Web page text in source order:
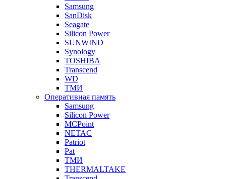
Samsung
SanDisk
Seagate
Silicon Power
SUNWIND
Synology
TOSHIBA
Transcend
WD
ТМИ
Оперативная память
Samsung
Silicon Power
MCPoint
NETAC
Patriot
Pat
ТМИ
THERMALTAKE